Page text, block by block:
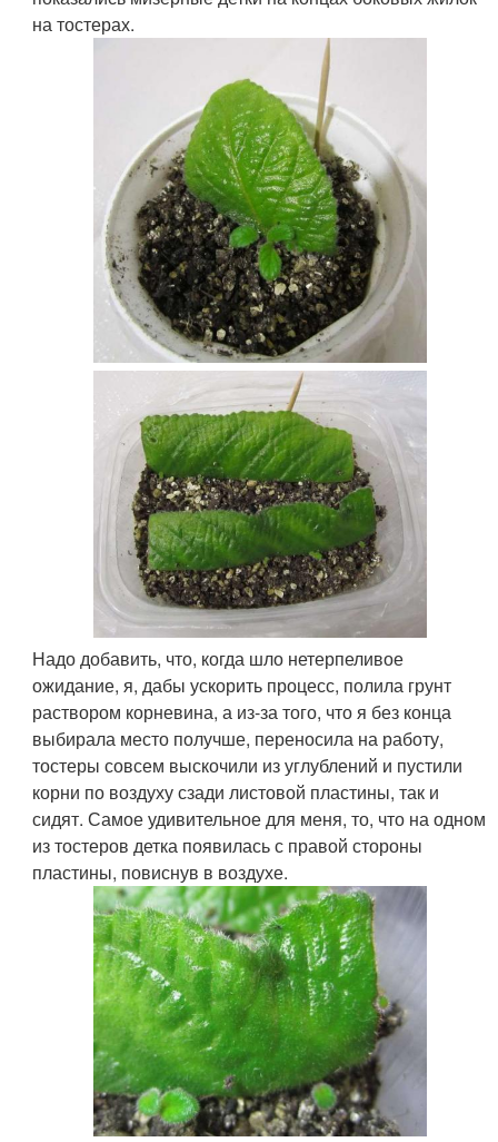
на тостерах.
Надо добавить, что, когда шло нетерпеливое
ожидание, я, дабы ускорить процесс, полила грунт
раствором корневина, а из-за того, что я без конца
выбирала место получше, переносила на работу,
тостеры совсем выскочили из углублений и пустили
корни по воздуху сзади листовой пластины, так и
сидят. Самое удивительное для меня, то, что на одном
из тостеров детка появилась с правой стороны
пластины, повиснув в воздухе.